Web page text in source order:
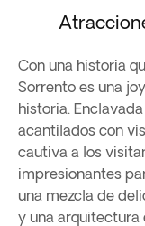
Con una historia
Sorrento es una
historia.
acantilados con
cautiva a los
impresionantes
una mezcla de
y una arquitectura